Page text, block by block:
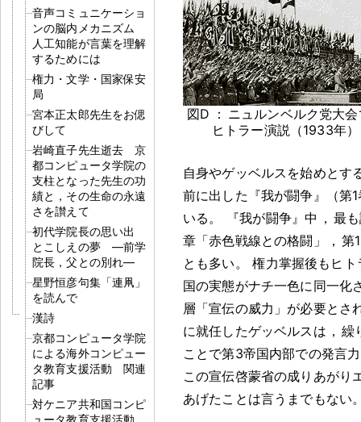
音声コミュニケーショ
ンの脳内メカニズム
人工知能が言葉を理解
するためには
権力・文学・国家保安
局
宮本正太郎先生をお偲
びして
岩崎直子先生逝去 京
都コンピュータ学院の
支柱となった先生の功
績と，その生命の永遠
さを讃えて
初代学院長の思い出
とこしえの夢 ―前学
院長，父との別れ―
星野恒彦句集「連凧」
を読んで
漢詩
京都コンピュータ学院
による海外コンピュー
タ教育支援活動 関連
記事
対ケニア共和国コンピ
ュータ教育支援活動
図D ： ニュルンベルク党大
ヒトラー演説（1933年）
自身やゲッベルスを始めとす
前に出した『我が闘争』（第
いる 。 『我が闘争』中 ， 最
章「赤色戦線との格闘」
， 第
とも多い 。
権力掌握後もヒ
国の実態がナチ一色に同一化
層「宣伝の威力」が必要とさ
に就任したゲッベルスは ， 繰
ことで第3帝国内部での発言
この宣伝啓蒙省の成りあがり
あげたことは言うまでもない